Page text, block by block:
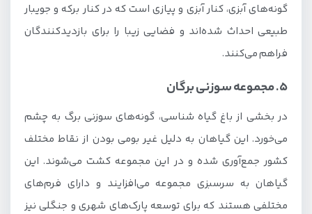
گونه‌های آبزی، کنار آبزی و پیازی است که در کنار برکه و جویبار
طبیعی احداث شده‌اند و فضایی زیبا را برای بازدیدکنندگان
فراهم می‌کنند.
5. مجموعه سوزنی برگان
در بخشی از باغ گیاه شناسی، گونه‌های سوزنی برگ به چشم
می‌خورد. این گیاهان به دلیل غیر بومی بودن از نقاط مختلف
کشور جمع‌آوری شده و در این مجموعه کشت می‌شوند. این
گیاهان به سرسبزی مجموعه می‌افزایند و دارای فرم‌های
مختلفی هستند که برای توسعه پارک‌های شهری و جنگلی نیز